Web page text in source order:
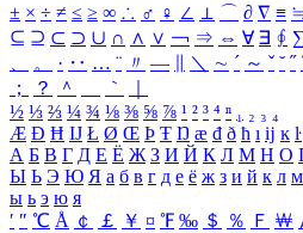
± × ÷ ≠ ≤ ≥ ∞ ∴ ♂ ♀ ∠ ⊥ ⌒ ∂ ∇ ≡ ≒
⊆ ⊇ ⊂ ⊃ ∪ ∩ ∧ ∨ ￢ ⇒ ⇔ ∀ ∃ ∮ ∑
、
。 · ‥ … ¨ 〃 ― ＼ ∼ ´ ～ ˇ ˘ ˝
；
？ ＾ ｀
½ ⅓ ⅔ ¼ ¾ ⅛ ⅜ ⅝ ⅞ ¹ ² ³ ⁴ ⁿ ₁ ₂ ₃ ₄
Æ Ð Ħ Ĳ Ł Ø Œ Þ Ŧ Ŋ æ đ ð ħ ı ĳ ĸ ŀ
А Б В Г Д Е Ё Ж З И Й К Л М Н О
Ы Ь Э Ю Я а б в г д е ё ж з и й к л м
ы ь э ю я
′ ″ ℃ Å ￠ ￡ ￥ ¤ ℉ ‰ ＄ ％ Ｆ ￦